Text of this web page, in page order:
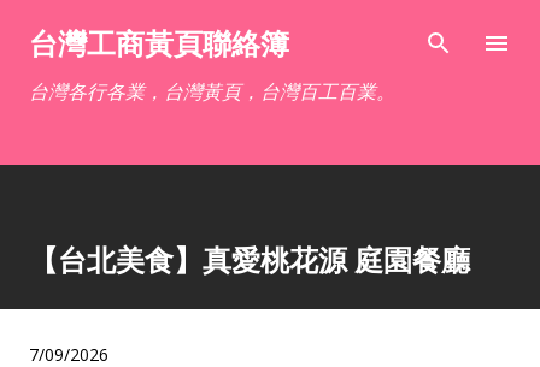
跳到主要內容
台灣工商黃頁聯絡簿
台灣各行各業，台灣黃頁，台灣百工百業。
【台北美食】真愛桃花源 庭園餐廳
7/09/2026